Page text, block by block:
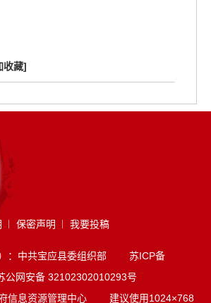
收藏]
保密声明 我要投稿
）：中共宝应县委组织部 苏ICP备
公网安备 32102302010293号
府信息资源管理中心 建议使用1024×768